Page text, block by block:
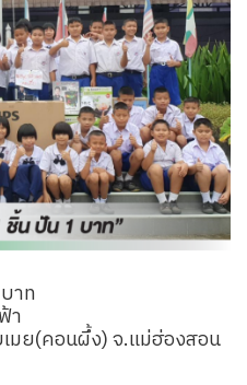
าท
า
มย(คอนผึ้ง) จ.แม่ฮ่องสอน